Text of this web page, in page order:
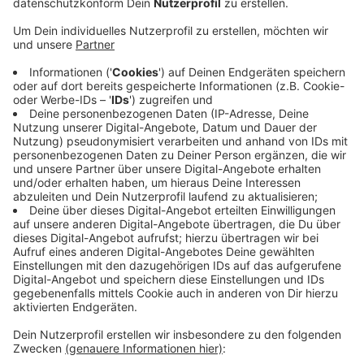
Veröffentlicht:Montag, 29.04.2019 06:34
Anzeige
Durch das besonnene Verhalten der Mitarbeiter sei
Schlimmeres verhindert worden, heißt es von der
Feuerwehr-Leitstelle. Die Pfleger haben die Station
evakuiert, die Feuerwehr daraufhin das Zimmer schnell
gelöscht. Vier Menschen haben sich bei dem Brand
leicht verletzt. Dem Bewohner des brennenden
Zimmers ist nichts passiert, er war zur Zeit des
Ausbruchs im Gemeinschaftsraum. Die Brandursache
muss noch ermittelt werden.